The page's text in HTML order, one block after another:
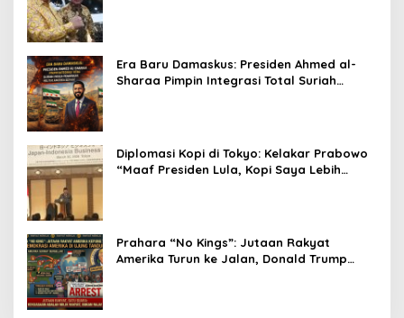
Era Baru Damaskus: Presiden Ahmed al-
Sharaa Pimpin Integrasi Total Suriah
Diplomasi Kopi di Tokyo: Kelakar Prabowo
“Maaf Presiden Lula, Kopi Saya Lebih
Prahara “No Kings”: Jutaan Rakyat
Amerika Turun ke Jalan, Donald Trump